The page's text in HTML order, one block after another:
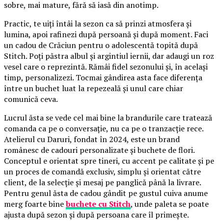
sobre, mai mature, fără să iasă din anotimp.
Practic, te uiți întâi la sezon ca să prinzi atmosfera și
lumina, apoi rafinezi după persoană și după moment. Faci
un cadou de Crăciun pentru o adolescentă topită după
Stitch. Poți păstra albul și argintiul iernii, dar adaugi un roz
vesel care o reprezintă. Rămâi fidel sezonului și, în același
timp, personalizezi. Tocmai gândirea asta face diferența
între un buchet luat la repezeală și unul care chiar
comunică ceva.
Lucrul ăsta se vede cel mai bine la brandurile care tratează
comanda ca pe o conversație, nu ca pe o tranzacție rece.
Atelierul cu Daruri, fondat în 2024, este un brand
românesc de cadouri personalizate și buchete de flori.
Conceptul e orientat spre tineri, cu accent pe calitate și pe
un proces de comandă exclusiv, simplu și orientat către
client, de la selecție și mesaj pe panglică până la livrare.
Pentru genul ăsta de cadou gândit pe gustul cuiva anume
merg foarte binebuchete cu Stitch, unde paleta se poate
ajusta după sezon și după persoana care îl primește.